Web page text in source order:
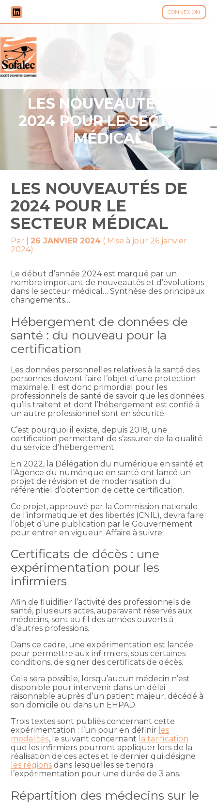
CONNEXION
Aller
au
contenu
LES NOUVEAUTÉS DE
2024 POUR LE SECTEUR
MÉDICAL
LES NOUVEAUTÉS DE
2024 POUR LE
SECTEUR MÉDICAL
Par 26 JANVIER 2024 ( Mise à jour 26 janvier
2024)
Le début d’année 2024 est marqué par un
nombre important de nouveautés et d’évolutions
dans le secteur médical… Synthèse des principaux
changements…
Hébergement de données de
santé : du nouveau pour la
certification
Les données personnelles relatives à la santé des
personnes doivent faire l’objet d’une protection
maximale. Il est donc primordial pour les
professionnels de santé de savoir que les données
qu’ils traitent et dont l’hébergement est confié à
un autre professionnel sont en sécurité.
C’est pourquoi il existe, depuis 2018, une
certification permettant de s’assurer de la qualité
du service d’hébergement.
En 2022, la Délégation du numérique en santé et
l’Agence du numérique en santé ont lancé un
projet de révision et de modernisation du
référentiel d’obtention de cette certification.
Ce projet, approuvé par la Commission nationale
de l’informatique et des libertés (CNIL), devra faire
l’objet d’une publication par le Gouvernement
pour entrer en vigueur. Affaire à suivre…
Certificats de décès : une
expérimentation pour les
infirmiers
Afin de fluidifier l’activité des professionnels de
santé, plusieurs actes, auparavant réservés aux
médecins, sont au fil des années ouverts à
d’autres professions.
Dans ce cadre, une expérimentation est lancée
pour permettre aux infirmiers, sous certaines
conditions, de signer des certificats de décès.
Cela sera possible, lorsqu’aucun médecin n’est
disponible pour intervenir dans un délai
raisonnable auprès d’un patient majeur, décédé à
son domicile ou dans un EHPAD.
Trois textes sont publiés concernant cette
expérimentation : l’un pour en définir les
modalités, le suivant concernant la tarification
que les infirmiers pourront appliquer lors de la
réalisation de ces actes et le dernier qui désigne
les régions dans lesquelles se tiendra
l’expérimentation pour une durée de 3 ans.
Répartition des médecins sur le